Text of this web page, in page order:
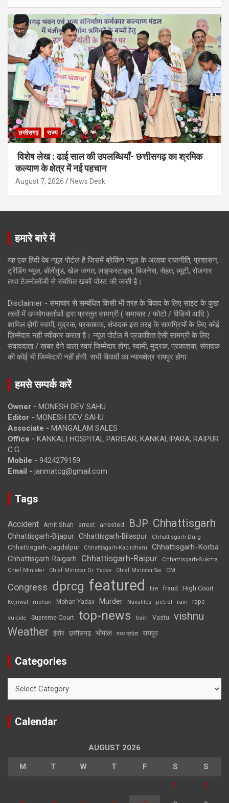
छत्तीसगढ़ राज्य
विशेष लेख : ढाई साल की उपलब्धियाँ- छत्तीसगढ़ का श्रमिक
कल्याण के क्षेत्र में नई पहचान
August 7, 2026 News Desk
हमारे बारे में
यह एक हिंदी वेब न्यूज़ पोर्टल है जिसमें ब्रेकिंग न्यूज़ के अलावा राजनीति, प्रशासन,
ट्रेंडिंग न्यूज, बॉलीवुड, खेल जगत, लाइफस्टाइल, बिजनेस, सेहत, ब्यूटी, रोजगार
तथा टेक्नोलॉजी से संबंधित खबरें पोस्ट की जाती है।
Disclaimer - समाचार से सम्बंधित किसी भी तरह के विवाद के लिए साइट के कुछ
तत्वों में उपयोगकर्ताओं द्वारा प्रस्तुत सामग्री ( समाचार / फोटो / विडियो आदि )
शामिल होगी स्वामी, मुद्रक, प्रकाशक, संपादक इस तरह के सामग्रियों के लिए कोई
ज़िम्मेदार नहीं स्वीकार करता है। न्यूज़ पोर्टल में प्रकाशित ऐसी सामग्री के लिए
संवाददाता / खबर देने वाला स्वयं जिम्मेदार होगा, स्वामी, मुद्रक, प्रकाशक, संपादक
की कोई भी जिम्मेदारी नहीं होगी. सभी विवादों का न्यायक्षेत्र रायपुर होगा
हमसे सम्पर्क करें
Owner - MONESH DEV SAHU
Editor - MONESH DEV SAHU
Associate - MANGALAM SALES
Office - KANKALI HOSPITAL PARISAR, KANKALIPARA, RAIPUR
C.G.
Mobile - 9424279159
Email - janmatcg@gmail.com
Tags
Accident Amit Shah arrest arrested BJP Chhattisgarh
Chhattisgarh-Bijapur Chhattisgarh-Bilaspur Chhattisgarh-Durg
Chhattisgarh-Jagdalpur Chhattisgarh-Kabirdham Chhattisgarh-Korba
Chhattisgarh-Raigarh Chhattisgarh-Raipur
Chhattisgarh-Sukma
Chief Minister
Chief Minister Dr. Yadav Chief Minister Sai CM
Congress dprcg featured fire fraud High Court
Kejriwal mohan Mohan Yadav Murder Naxalites petrol rain rape
suicide Supreme Court top-news train Vastu vishnu
Weather इंदौर छत्तीसगढ़ भोपाल मध्य प्रदेश रायपुर
Categories
Calendar
AUGUST 2026
M T W T F S S
1 2